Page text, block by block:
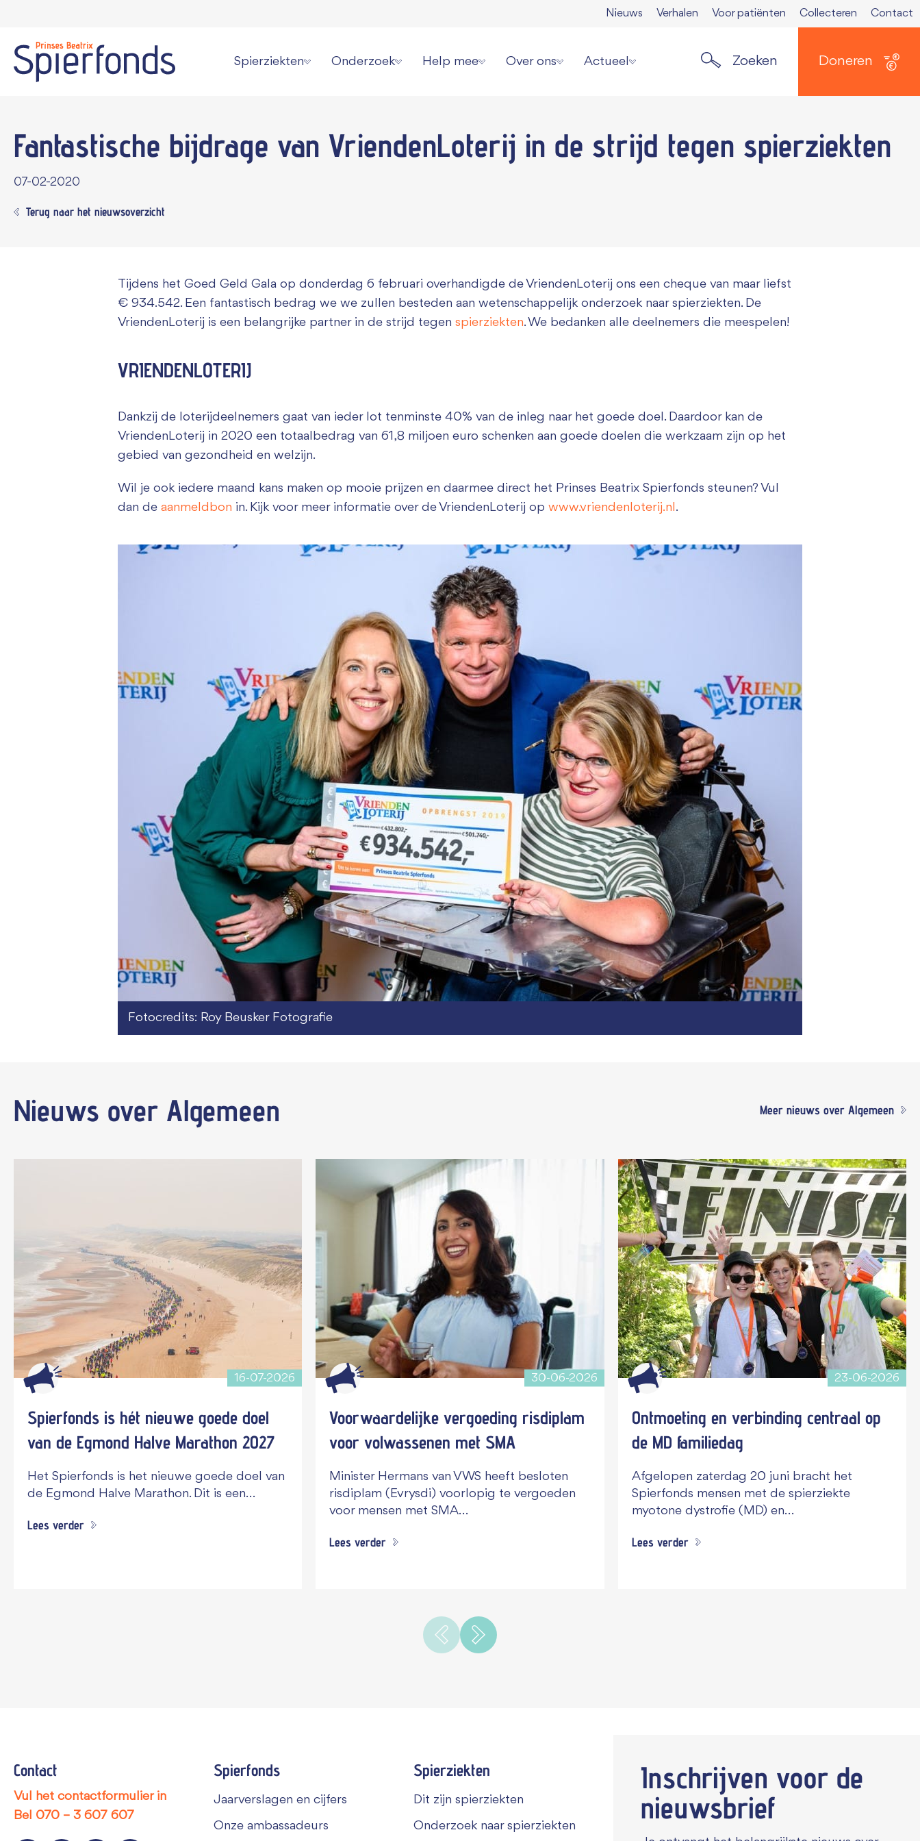
Nieuws Verhalen Voor patiënten Collecteren Contact
Spierziekten
Overzicht alle spierziekten
Onderzoek
Overzicht alle onderzoeken
Help mee
Zelf actievoeren
Zakelijk bijdragen
Over ons
Wie wij zijn
Actueel
Aanmelden nieuwsbrief
Zoeken Doneren
Fantastische bijdrage van VriendenLoterij in de strijd tegen spierziekten
07-02-2020
Terug naar het nieuwsoverzicht
Tijdens het Goed Geld Gala op donderdag 6 februari overhandigde de VriendenLoterij ons een cheque van maar liefst
€ 934.542. Een fantastisch bedrag we we zullen besteden aan wetenschappelijk onderzoek naar spierziekten. De
VriendenLoterij is een belangrijke partner in de strijd tegen spierziekten. We bedanken alle deelnemers die meespelen!
VRIENDENLOTERIJ
Dankzij de loterijdeelnemers gaat van ieder lot tenminste 40% van de inleg naar het goede doel. Daardoor kan de
VriendenLoterij in 2020 een totaalbedrag van 61,8 miljoen euro schenken aan goede doelen die werkzaam zijn op het
gebied van gezondheid en welzijn.
Wil je ook iedere maand kans maken op mooie prijzen en daarmee direct het Prinses Beatrix Spierfonds steunen? Vul
dan de aanmeldbon in. Kijk voor meer informatie over de VriendenLoterij op www.vriendenloterij.nl.
Fotocredits: Roy Beusker Fotografie
Nieuws over Algemeen Meer nieuws over Algemeen
16-07-2026
Spierfonds is hét nieuwe goede doel
van de Egmond Halve Marathon 2027
Het Spierfonds is het nieuwe goede doel van
de Egmond Halve Marathon. Dit is een…
Lees verder
30-06-2026
Voorwaardelijke vergoeding risdiplam
voor volwassenen met SMA
Minister Hermans van VWS heeft besloten
risdiplam (Evrysdi) voorlopig te vergoeden
voor mensen met SMA…
Lees verder
23-06-2026
Ontmoeting en verbinding centraal op
de MD familiedag
Afgelopen zaterdag 20 juni bracht het
Spierfonds mensen met de spierziekte
myotone dystrofie (MD) en…
Lees verder
Contact
Vul het contactformulier in
Bel 070 – 3 607 607
Spierfonds
Jaarverslagen en cijfers
Onze ambassadeurs
Spierziekten
Dit zijn spierziekten
Onderzoek naar spierziekten
Inschrijven voor de
nieuwsbrief